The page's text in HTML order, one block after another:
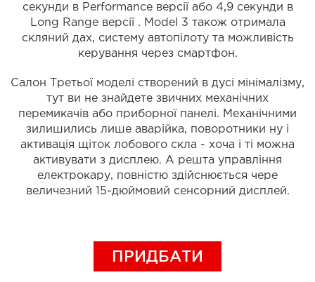
секунди в Performance версії або 4,9 секунди в
Long Range версії . Model 3 також отримала
скляний дах, систему автопілоту та можливість
керування через смартфон.
Салон Третьої моделі створений в дусі мінімалізму,
тут ви не знайдете звичних механічних
перемикачів або приборної панелі. Механічними
зилишились лише аварійка, поворотники ну і
активація щіток лобового скла - хоча і ті можна
активувати з дисплею. А решта управління
електрокару, повністю здійснюється чере
величезний 15-дюймовий сенсорний дисплей.
ПРИДБАТИ